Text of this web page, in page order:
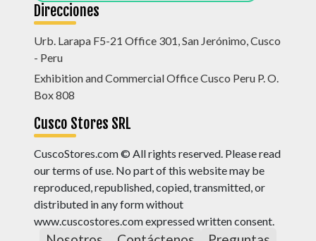
Direcciones
Urb. Larapa F5-21 Office 301, San Jerónimo, Cusco
- Peru
Exhibition and Commercial Office Cusco Peru P. O.
Box 808
Cusco Stores SRL
CuscoStores.com © All rights reserved. Please read
our terms of use. No part of this website may be
reproduced, republished, copied, transmitted, or
distributed in any form without
www.cuscostores.com expressed written consent.